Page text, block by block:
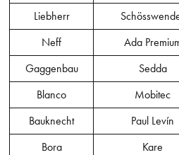
Liebherr
Neff
Ada
Gaggenbau
Sedda
Blanco
Mobitec
Bauknecht
Paul Levín
Bora
Kare